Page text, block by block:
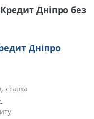
Дніпро без
Дніпро
ставка